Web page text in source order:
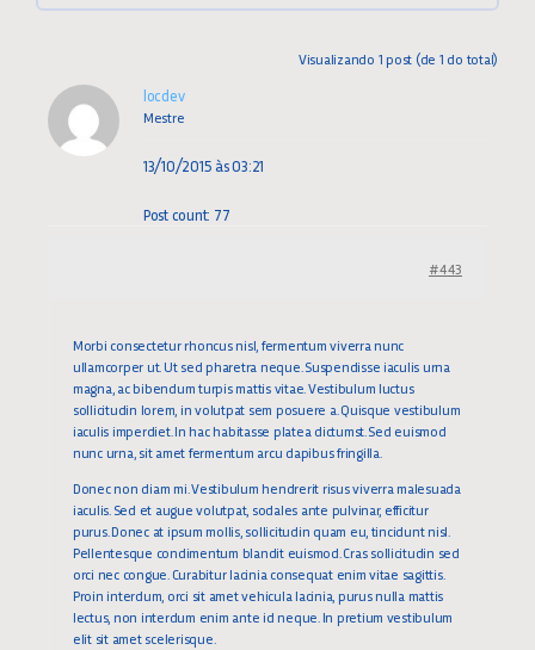
Visualizando 1 post (de 1 do total)
locdev
Mestre
13/10/2015 às 03:21
Post count: 77
#443
Morbi consectetur rhoncus nisl, fermentum viverra nunc
ullamcorper ut. Ut sed pharetra neque. Suspendisse iaculis urna
magna, ac bibendum turpis mattis vitae. Vestibulum luctus
sollicitudin lorem, in volutpat sem posuere a. Quisque vestibulum
iaculis imperdiet. In hac habitasse platea dictumst. Sed euismod
nunc urna, sit amet fermentum arcu dapibus fringilla.
Donec non diam mi. Vestibulum hendrerit risus viverra malesuada
iaculis. Sed et augue volutpat, sodales ante pulvinar, efficitur
purus. Donec at ipsum mollis, sollicitudin quam eu, tincidunt nisl.
Pellentesque condimentum blandit euismod. Cras sollicitudin sed
orci nec congue. Curabitur lacinia consequat enim vitae sagittis.
Proin interdum, orci sit amet vehicula lacinia, purus nulla mattis
lectus, non interdum enim ante id neque. In pretium vestibulum
elit sit amet scelerisque.